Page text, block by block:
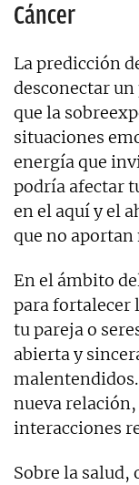
Cáncer
La predicción
desconectar un
que la
situaciones
energía que
podría afectar
en el aquí y el
que no
En el ámbito
para fortalecer
tu pareja o
abierta y
malentendidos.
nueva
interacciones
Sobre la salud,